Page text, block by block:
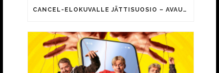
CANCEL-ELOKUVALLE JÄTTISUOSIO – AVAUSPÄIVÄNÄ JO 15 492 KATSOJAA!